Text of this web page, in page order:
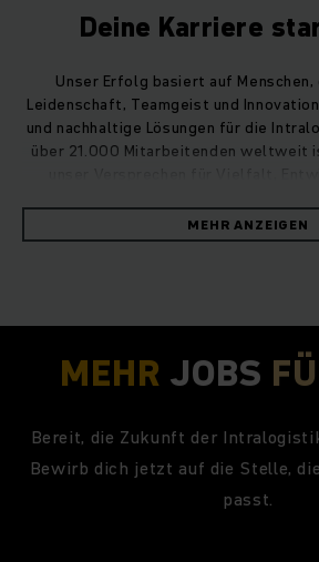
Deine Karriere
Unser Erfolg basiert auf
Leidenschaft, Teamgeist und
und nachhaltige Lösungen für die
über 21.000 Mitarbeitenden weltweit ist
MEHR ANZEIGEN
MEHR JOBS
Bereit, die Zukunft der
Bewirb dich jetzt auf die Stelle,
passt.